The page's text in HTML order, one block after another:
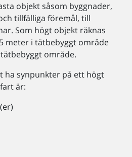
objekt såsom byggnader,
tillfälliga föremål, till
Som högt objekt räknas
meter i tätbebyggt område
område.
ha synpunkter på ett högt
är: